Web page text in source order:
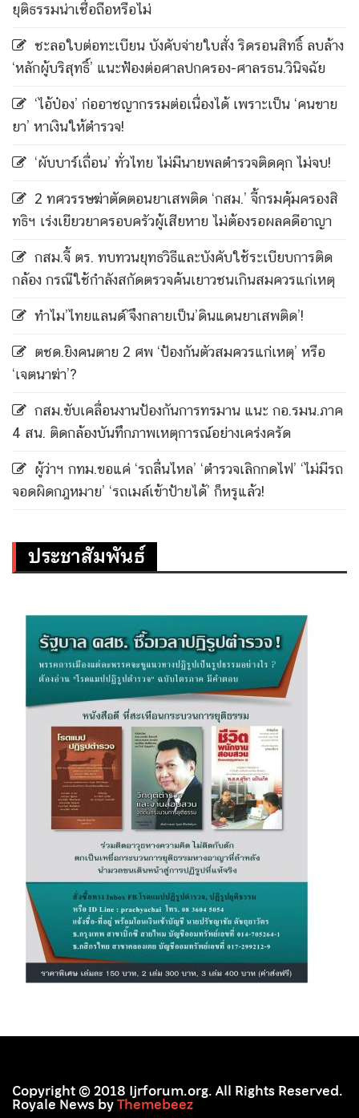
ยุติธรรมน่าเชื่อถือหรือไม่
ชะลอใบต่อทะเบียน บังคับจ่ายใบสั่ง ริดรอนสิทธิ์ ลบล้าง
‘หลักผู้บริสุทธิ์’ แนะฟ้องต่อศาลปกครอง-ศาลรธน.วินิจฉัย
‘ไอ้ป๋อง’ ก่ออาชญากรรมต่อเนื่องได้ เพราะเป็น ‘คนขาย
ยา’ หาเงินให้ตำรวจ!
‘ผับบาร์เถื่อน’ ทั่วไทย ไม่มีนายพลตำรวจติดคุก ไม่จบ!
2 ทศวรรษฆ่าตัดตอนยาเสพติด ‘กสม.’ จี้กรมคุ้มครองสิ
ทธิฯ เร่งเยียวยาครอบครัวผู้เสียหาย ไม่ต้องรอผลคดีอาญา
กสม.จี้ ตร. ทบทวนยุทธวิธีและบังคับใช้ระเบียบการติด
กล้อง กรณีใช้กำลังสกัดตรวจค้นเยาวชนเกินสมควรแก่เหตุ
ทำไม’ไทยแลนด์’จึงกลายเป็น’ดินแดนยาเสพติด’!
ตชด.ยิงคนตาย 2 ศพ ‘ป้องกันตัวสมควรแก่เหตุ’ หรือ
‘เจตนาฆ่า’?
กสม.ขับเคลื่อนงานป้องกันการทรมาน แนะ กอ.รมน.ภาค
4 สน. ติดกล้องบันทึกภาพเหตุการณ์อย่างเคร่งครัด
ผู้ว่าฯ กทม.ขอแค่ ‘รถลื่นไหล’ ‘ตำรวจเลิกกดไฟ’ ‘ไม่มีรถ
จอดผิดกฎหมาย’ ‘รถเมล์เข้าป้ายได้’ ก็หรูแล้ว!
ประชาสัมพันธ์
Copyright © 2018 Ijrforum.org. All Rights Reserved.
Royale News byThemebeez